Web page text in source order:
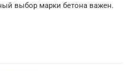
выбор марки бетона важен.